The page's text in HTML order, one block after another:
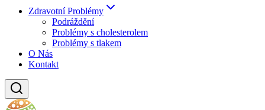
Zdravotní Problémy
Podráždění
Problémy s cholesterolem
Problémy s tlakem
O Nás
Kontakt